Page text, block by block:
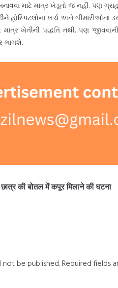
માટે માત્ર ખેડૂતો જ નહીં, પણ
હોસ્પિટલોના ખર્ચ અને બીમારીઓના
ખેતીની પદ્ધતિ નથી, પણ
ભાગશે.
की बोतल में कपूर मिलाने की घटना
not be published. Required fields